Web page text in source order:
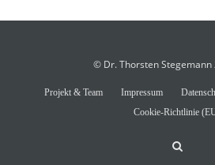
© Dr. Thorsten Stegemann
Projekt & Team Impressum
Cookie-Richtlinie